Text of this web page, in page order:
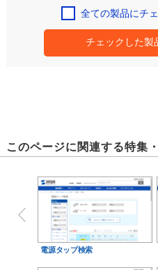
全ての製品にチ
チェックした製
このページに関連する特集
電源タップ検索